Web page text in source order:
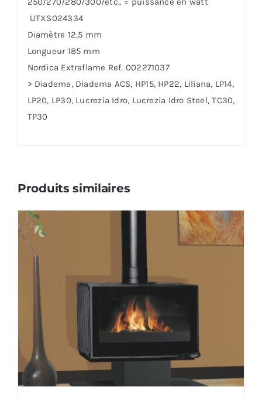
UTXS024334
Diamètre 12,5 mm
Longueur 185 mm
Nordica Extraflame Ref. 002271037
> Diadema, Diadema ACS, HP15, HP22, Liliana, LP14,
LP20, LP30, Lucrezia Idro, Lucrezia Idro Steel, TC30,
TP30
Produits similaires